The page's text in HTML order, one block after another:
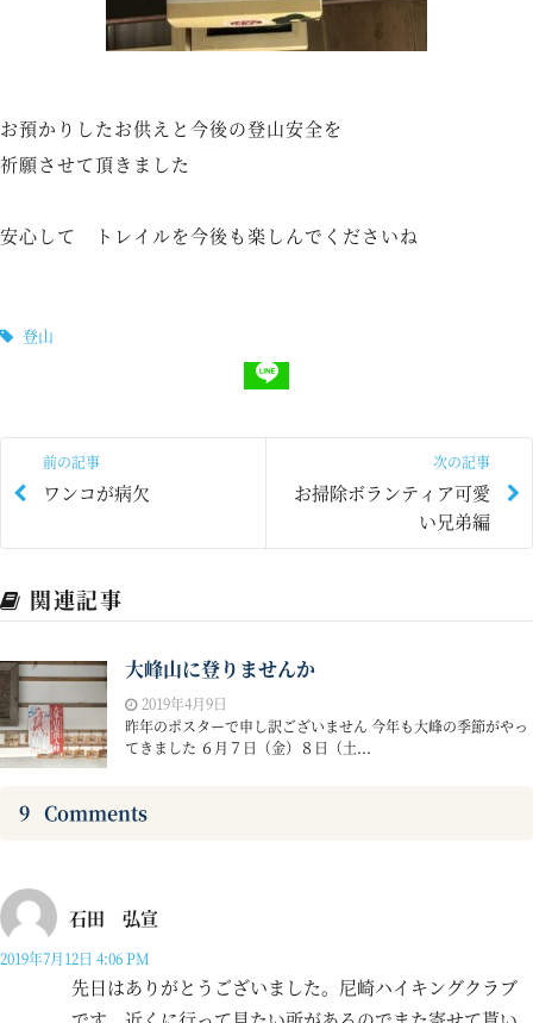
お預かりしたお供えと今後の登山安全を
祈願させて頂きました
安心して トレイルを今後も楽しんでくださいね
登山
前の記事
ワンコが病欠
次の記事
お掃除ボランティア可愛
い兄弟編
関連記事
大峰山に登りませんか
2019年4月9日
昨年のポスターで申し訳ございません 今年も大峰の季節がやっ
てきました ６月７日（金）８日（土...
9 Comments
石田 弘宣
2019年7月12日 4:06 PM
先日はありがとうございました。尼崎ハイキングクラブ